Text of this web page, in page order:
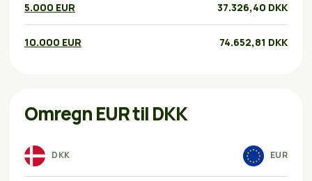
5.000 EUR 37.326,40 DKK
10.000 EUR 74.652,81 DKK
Omregn EUR til DKK
DKK EUR